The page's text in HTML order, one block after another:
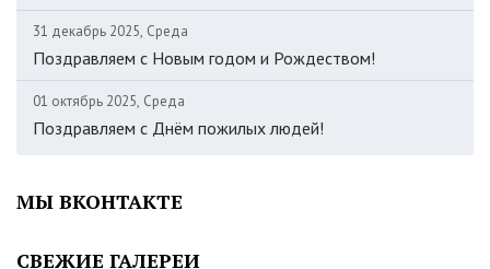
31 декабрь 2025, Среда
Поздравляем с Новым годом и Рождеством!
01 октябрь 2025, Среда
Поздравляем с Днём пожилых людей!
МЫ ВКОНТАКТЕ
СВЕЖИЕ ГАЛЕРЕИ